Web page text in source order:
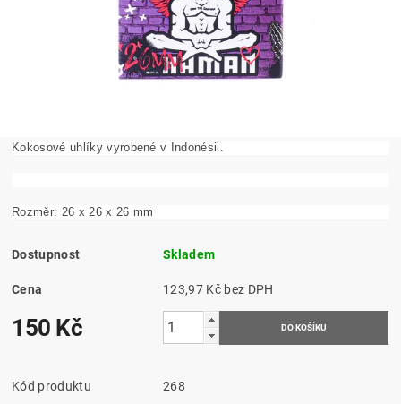
Kokosové uhlíky vyrobené v Indonésii.
Rozměr: 26 x 26 x 26 mm
Dostupnost Skladem
Cena 123,97 Kč bez DPH
150 Kč
Kód produktu 268